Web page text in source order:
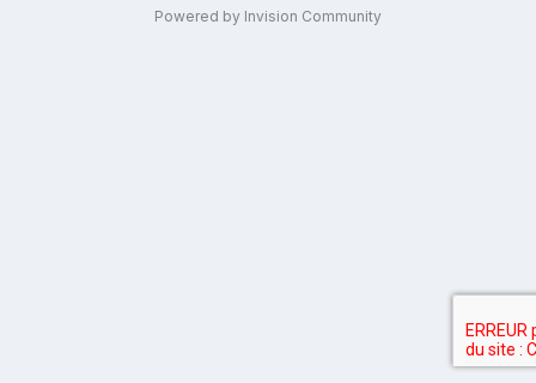
Powered by Invision Community